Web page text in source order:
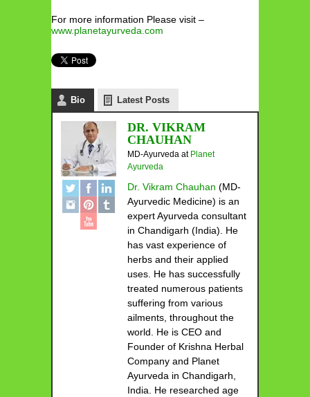
For more information Please visit –
www.planetayurveda.com
Bio Latest Posts
DR. VIKRAM
CHAUHAN
MD-Ayurveda at Planet
Ayurveda
Dr. Vikram Chauhan (MD-
Ayurvedic Medicine) is an
expert Ayurveda consultant
in Chandigarh (India). He
has vast experience of
herbs and their applied
uses. He has successfully
treated numerous patients
suffering from various
ailments, throughout the
world. He is CEO and
Founder of Krishna Herbal
Company and Planet
Ayurveda in Chandigarh,
India. He researched age